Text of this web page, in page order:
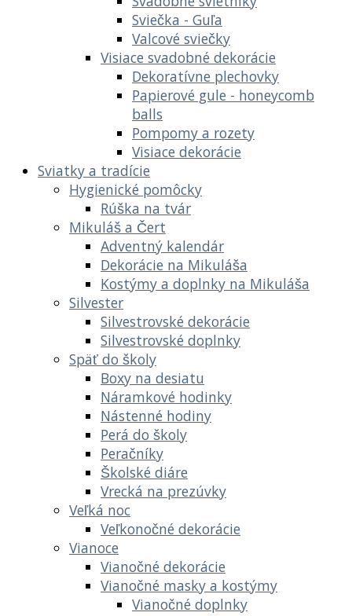
Sviečka - Guľa
Valcové sviečky
Visiace svadobné dekorácie
Dekoratívne plechovky
Papierové gule - honeycomb
balls
Pompomy a rozety
Visiace dekorácie
Sviatky a tradície
Hygienické pomôcky
Rúška na tvár
Mikuláš a Čert
Adventný kalendár
Dekorácie na Mikuláša
Kostýmy a doplnky na Mikuláša
Silvester
Silvestrovské dekorácie
Silvestrovské doplnky
Späť do školy
Boxy na desiatu
Náramkové hodinky
Nástenné hodiny
Perá do školy
Peračníky
Školské diáre
Vrecká na prezúvky
Veľká noc
Veľkonočné dekorácie
Vianoce
Vianočné dekorácie
Vianočné masky a kostýmy
Vianočné doplnky